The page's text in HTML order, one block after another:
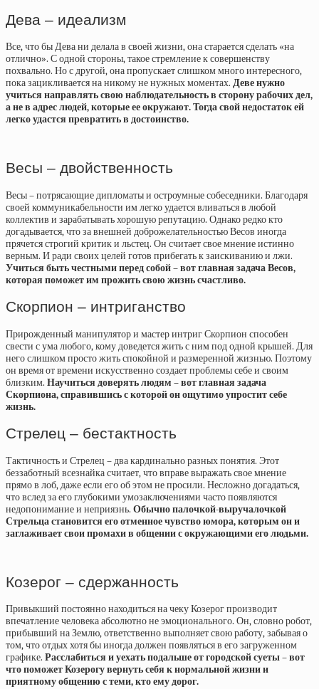
Дева – идеализм
Все, что бы Дева ни делала в своей жизни, она старается сделать «на
отлично». С одной стороны, такое стремление к совершенству
похвально. Но с другой, она пропускает слишком много интересного,
пока зацикливается на никому не нужных моментах. Деве нужно
учиться направлять свою наблюдательность в сторону рабочих дел,
а не в адрес людей, которые ее окружают. Тогда свой недостаток ей
легко удастся превратить в достоинство.
Весы – двойственность
Весы – потрясающие дипломаты и остроумные собеседники. Благодаря
своей коммуникабельности им легко удается вливаться в любой
коллектив и зарабатывать хорошую репутацию. Однако редко кто
догадывается, что за внешней доброжелательностью Весов иногда
прячется строгий критик и льстец. Он считает свое мнение истинно
верным. И ради своих целей готов прибегать к заискиванию и лжи.
Учиться быть честными перед собой – вот главная задача Весов,
которая поможет им прожить свою жизнь счастливо.
Скорпион – интриганство
Прирожденный манипулятор и мастер интриг Скорпион способен
свести с ума любого, кому доведется жить с ним под одной крышей. Для
него слишком просто жить спокойной и размеренной жизнью. Поэтому
он время от времени искусственно создает проблемы себе и своим
близким. Научиться доверять людям – вот главная задача
Скорпиона, справившись с которой он ощутимо упростит себе
жизнь.
Стрелец – бестактность
Тактичность и Стрелец – два кардинально разных понятия. Этот
беззаботный всезнайка считает, что вправе выражать свое мнение
прямо в лоб, даже если его об этом не просили. Несложно догадаться,
что вслед за его глубокими умозаключениями часто появляются
недопонимание и неприязнь. Обычно палочкой-выручалочкой
Стрельца становится его отменное чувство юмора, которым он и
заглаживает свои промахи в общении с окружающими его людьми.
Козерог – сдержанность
Привыкший постоянно находиться на чеку Козерог производит
впечатление человека абсолютно не эмоционального. Он, словно робот,
прибывший на Землю, ответственно выполняет свою работу, забывая о
том, что отдых хотя бы иногда должен появляться в его загруженном
графике. Расслабиться и уехать подальше от городской суеты – вот
что поможет Козерогу вернуть себя к нормальной жизни и
приятному общению с теми, кто ему дорог.